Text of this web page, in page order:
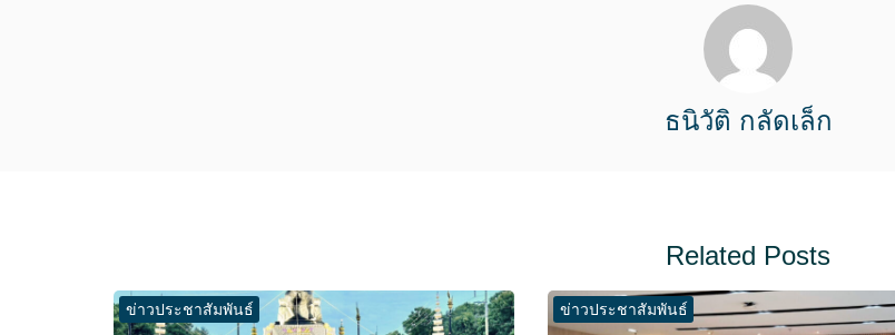
ธนิวัติ กลัดเล็ก
Related Posts
ข่าวประชาสัมพันธ์ ข่าวประชาสัมพันธ์